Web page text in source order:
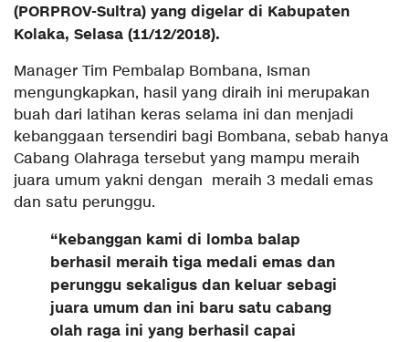
(PORPROV-Sultra) yang digelar di Kabupaten
Kolaka, Selasa (11/12/2018).
Manager Tim Pembalap Bombana, Isman
mengungkapkan, hasil yang diraih ini merupakan
buah dari latihan keras selama ini dan menjadi
kebanggaan tersendiri bagi Bombana, sebab hanya
Cabang Olahraga tersebut yang mampu meraih
juara umum yakni dengan meraih 3 medali emas
dan satu perunggu.
“kebanggan kami di lomba balap
berhasil meraih tiga medali emas dan
perunggu sekaligus dan keluar sebagi
juara umum dan ini baru satu cabang
olah raga ini yang berhasil capai